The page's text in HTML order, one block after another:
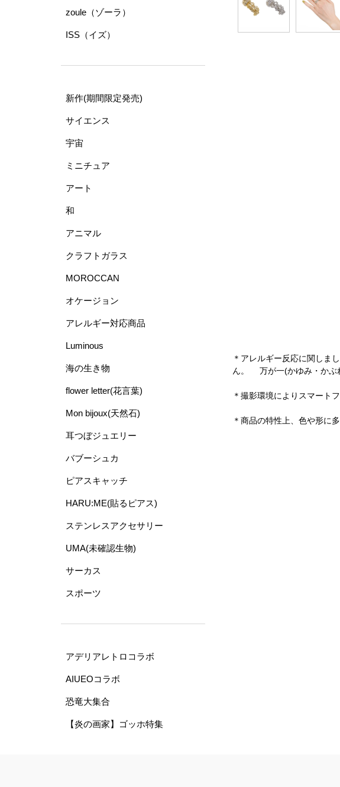
＊アレルギー反応に関しま
ん。 万が一(かゆみ・かぶ
＊撮影環境によりスマート
＊商品の特性上、色や形に
zoule（ゾーラ）
ISS（イズ）
新作(期間限定発売)
サイエンス
宇宙
ミニチュア
アート
和
アニマル
クラフトガラス
MOROCCAN
オケージョン
アレルギー対応商品
Luminous
海の生き物
flower letter(花言葉)
Mon bijoux(天然石)
耳つぼジュエリー
バブーシュカ
ピアスキャッチ
HARU:ME(貼るピアス)
ステンレスアクセサリー
UMA(未確認生物)
サーカス
スポーツ
アデリアレトロコラボ
AIUEOコラボ
恐竜大集合
【炎の画家】ゴッホ特集